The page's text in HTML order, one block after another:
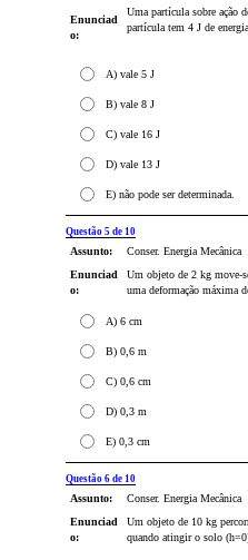
Enunciad
o:
Uma partícula sobre ação
partícula tem 4 J de
A) vale 5 J
B) vale 8 J
C) vale 16 J
D) vale 13 J
E) não pode ser determinada.
Questão 5 de 10
Assunto:
Conser. Energia Mecânica
Enunciad
o:
Um objeto de 2 kg move-
uma deformação máxima
A) 6 cm
B) 0,6 m
C) 0,6 cm
D) 0,3 m
E) 0,3 cm
Questão 6 de 10
Assunto:
Conser. Energia Mecânica
Enunciad
o:
Um objeto de 10 kg
quando atingir o solo